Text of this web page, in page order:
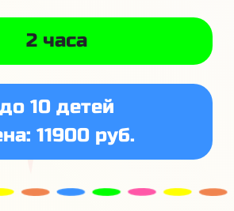
2 часа
до 10 детей
11900 руб.